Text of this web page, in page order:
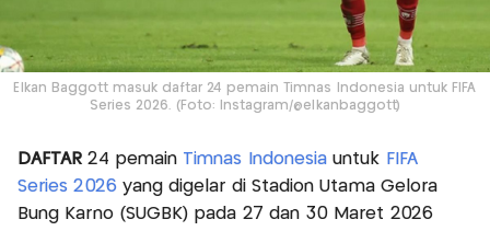
Elkan Baggott masuk daftar 24 pemain Timnas Indonesia untuk FIFA
Series 2026. (Foto: Instagram/@elkanbaggott)
DAFTAR24 pemain Timnas Indonesia untuk FIFA
Series 2026yang digelar di Stadion Utama Gelora
Bung Karno (SUGBK) pada 27 dan 30 Maret 2026